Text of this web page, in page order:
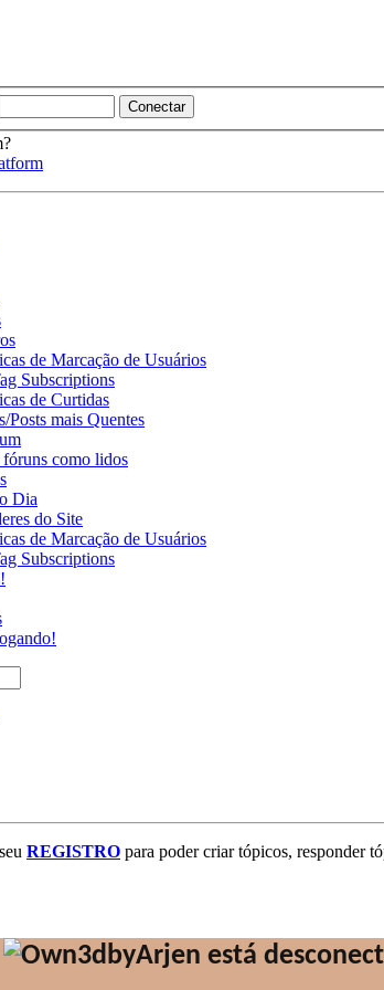
de Marcação de Usuários
Subscriptions
de Curtidas
Posts mais Quentes
como lidos
Dia
do Site
de Marcação de Usuários
Subscriptions
REGISTRO para poder criar tópicos, responder